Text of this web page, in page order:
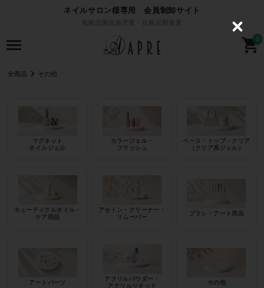
ネイルサロン様専用 会員制卸サイト
化粧品製造販売業・化粧品製造業
0
全商品 その他
マグネット
ネイルジェル
カラージェル・
フラッシュ
ベース・トップ・クリア
（クリア系ジェル）
キューティクルオイル・
ケア用品
アセトン・クリーナー・
リムーバー
ブラシ・アート用品
アートパーツ
アクリルパウダー・
アクリルリキッド
その他
C